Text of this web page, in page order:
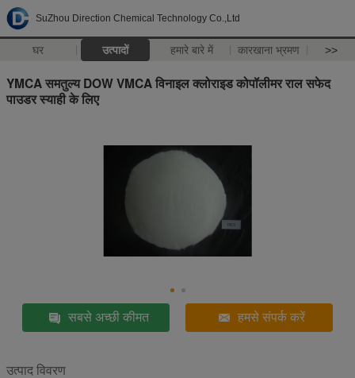
SuZhou Direction Chemical Technology Co.,Ltd
घर उत्पादों हमारे बारे में कारखाना भ्रमण >>
YMCA समतुल्य DOW VMCA विनाइल क्लोराइड कोपॉलीमर राल सफेद
पाउडर स्याही के लिए
सबसे अच्छी कीमत हमसे संपर्क करें
उत्पाद विवरण